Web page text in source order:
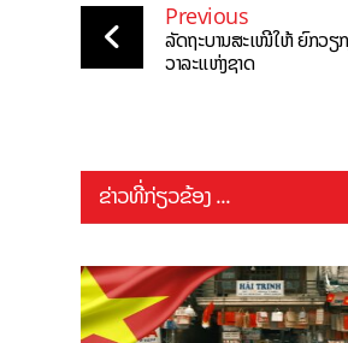
Previous
ລັດຖະບານສະເໜີໃຫ້ ຍົກວຽ
ວາລະແຫ່ງຊາດ
ຂ່າວທີ່ກ່ຽວຂ້ອງ ...